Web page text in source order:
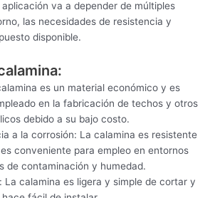
va a depender de múltiples
las necesidades de resistencia y
disponible.
es un material económico y es
en la fabricación de techos y otros
debido a su bajo costo.
a la corrosión: La calamina es resistente
conveniente para empleo en entornos
de contaminación y humedad.
La calamina es ligera y simple de cortar y